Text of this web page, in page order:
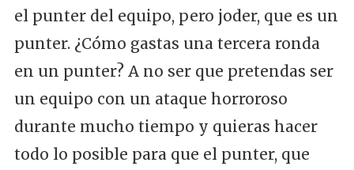
el punter del equipo, pero joder, que es un
punter. ¿Cómo gastas una tercera ronda
en un punter? A no ser que pretendas ser
un equipo con un ataque horroroso
durante mucho tiempo y quieras hacer
todo lo posible para que el punter, que